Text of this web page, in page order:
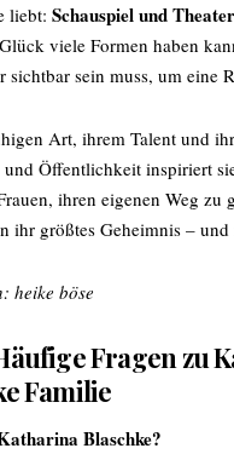
liebt: Schauspiel und Theater
viele Formen haben
sichtbar sein muss, um eine
Art, ihrem Talent und
und Öffentlichkeit inspiriert
ihren eigenen Weg
ihr größtes Geheimnis –
heike böse
Fragen zu
Familie
Blaschke?